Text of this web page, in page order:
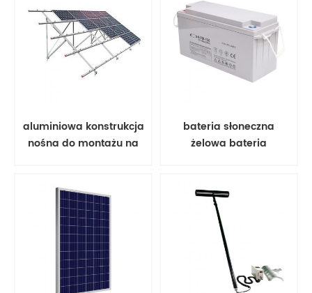
aluminiowa konstrukcja
nośna do montażu na
bateria słoneczna
żelowa bateria